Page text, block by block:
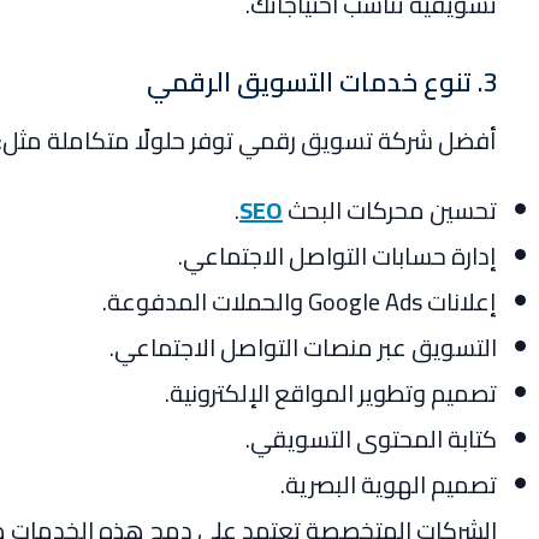
3. تنوع خدمات التسويق الرقمي
أفضل شركة تسويق رقمي توفر حلولًا متكاملة مثل:
تحسين محركات البحثSEO
.
إدارة حسابات التواصل الاجتماعي.
إعلانات Google Ads والحملات المدفوعة.
التسويق عبر منصات التواصل الاجتماعي.
تصميم وتطوير المواقع الإلكترونية.
كتابة المحتوى التسويقي.
تصميم الهوية البصرية.
الشركات المتخصصة تعتمد على دمج هذه الخدمات